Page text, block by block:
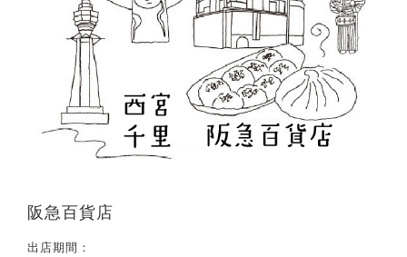
阪急百貨店
出店期間：